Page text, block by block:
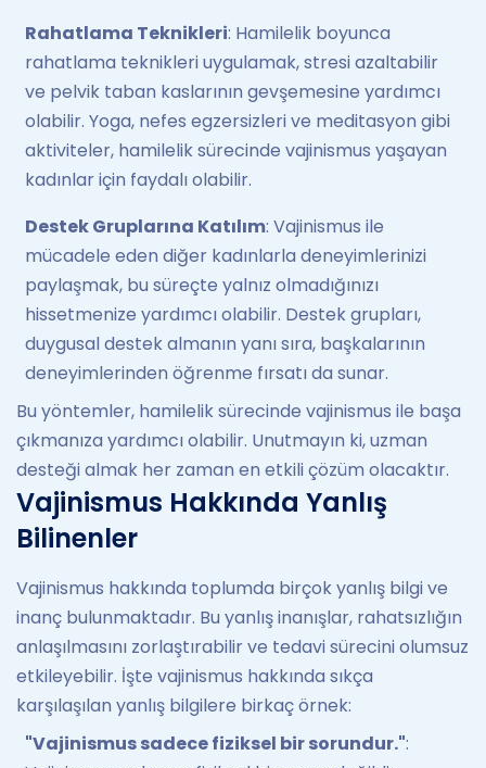
Rahatlama Teknikleri: Hamilelik boyunca
rahatlama teknikleri uygulamak, stresi azaltabilir
ve pelvik taban kaslarının gevşemesine yardımcı
olabilir. Yoga, nefes egzersizleri ve meditasyon gibi
aktiviteler, hamilelik sürecinde vajinismus yaşayan
kadınlar için faydalı olabilir.
Destek Gruplarına Katılım: Vajinismus ile
mücadele eden diğer kadınlarla deneyimlerinizi
paylaşmak, bu süreçte yalnız olmadığınızı
hissetmenize yardımcı olabilir. Destek grupları,
duygusal destek almanın yanı sıra, başkalarının
deneyimlerinden öğrenme fırsatı da sunar.
Bu yöntemler, hamilelik sürecinde vajinismus ile başa
çıkmanıza yardımcı olabilir. Unutmayın ki, uzman
desteği almak her zaman en etkili çözüm olacaktır.
Vajinismus Hakkında Yanlış
Bilinenler
Vajinismus hakkında toplumda birçok yanlış bilgi ve
inanç bulunmaktadır. Bu yanlış inanışlar, rahatsızlığın
anlaşılmasını zorlaştırabilir ve tedavi sürecini olumsuz
etkileyebilir. İşte vajinismus hakkında sıkça
karşılaşılan yanlış bilgilere birkaç örnek:
"Vajinismus sadece fiziksel bir sorundur.":